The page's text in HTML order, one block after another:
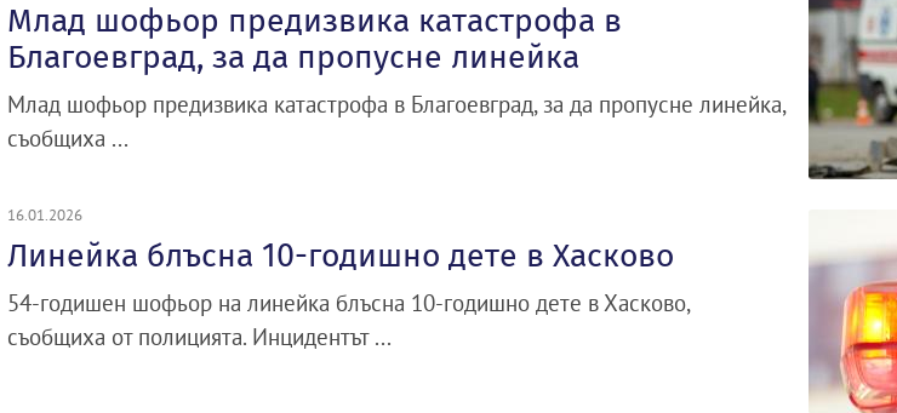
Млад шофьор предизвика катастрофа в
Благоевград, за да пропусне линейка
Млад шофьор предизвика катастрофа в Благоевград, за да пропусне линейка,
съобщиха ...
16.01.2026
Линейка блъсна 10-годишно дете в Хасково
54-годишен шофьор на линейка блъсна 10-годишно дете в Хасково,
съобщиха от полицията. Инцидентът ...